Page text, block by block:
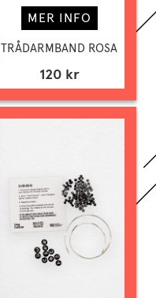
MER INFO
TRÅDARMBAND ROSA
120 kr